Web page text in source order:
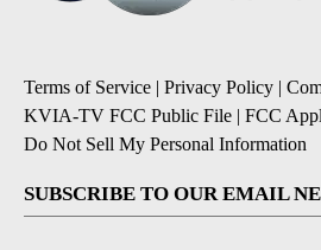
Terms of Service | Privacy Policy |
KVIA-TV FCC Public File | FCC
Do Not Sell My Personal Information
SUBSCRIBE TO OUR EMAIL